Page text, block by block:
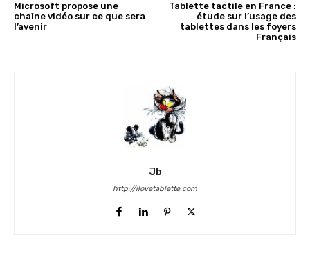
Microsoft propose une
chaîne vidéo sur ce que sera
l’avenir
Tablette tactile en France :
étude sur l’usage des
tablettes dans les foyers
Français
Jb
http://ilovetablette.com